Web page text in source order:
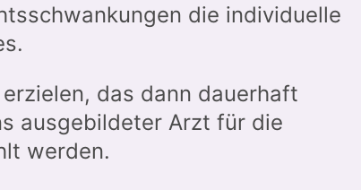
die individuelle
das dann dauerhaft
ausgebildeter Arzt für die
werden.